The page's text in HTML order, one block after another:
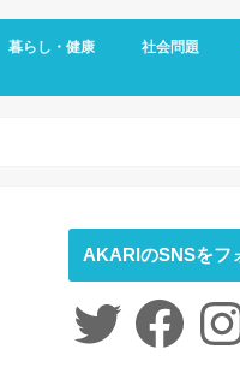
暮らし・健康
予防
女性特有の悩み
睡眠
社会問題
社会福祉
LGBTQ
コロナ
ジェンダー
ニュース
介護
時事ネタ
災害
社会学
AKARIのSNSをフ
Twitter Facebook